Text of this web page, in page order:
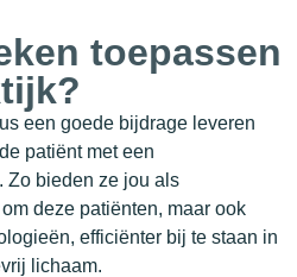
toepassen
een goede bijdrage leveren
patiënt met een
Zo bieden ze jou als
deze patiënten, maar ook
efficiënter bij te staan in
lichaam.